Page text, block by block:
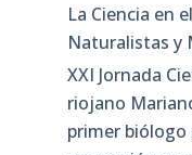
La Ciencia en
Naturalistas y
XXI Jornada
riojano
primer biólogo